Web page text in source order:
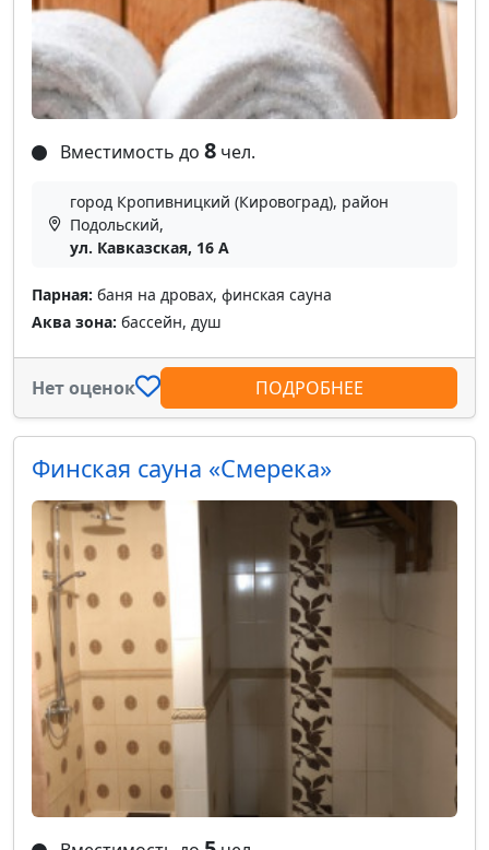
Вместимость до 8 чел.
город Кропивницкий (Кировоград), район
Подольский,
ул. Кавказская, 16 А
Парная: баня на дровах, финская сауна
Аква зона: бассейн, душ
Нет оценок ПОДРОБНЕЕ
Финская сауна «Смерека»